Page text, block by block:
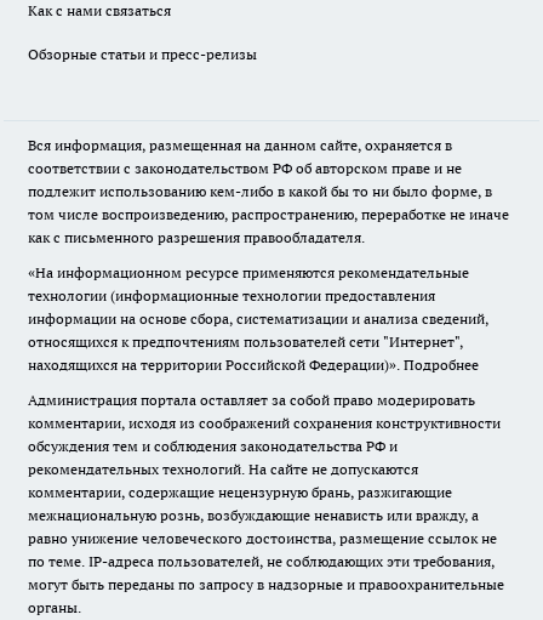
Как с нами связаться
Обзорные статьи и пресс-релизы
Вся информация, размещенная на данном сайте, охраняется в
соответствии с законодательством РФ об авторском праве и не
подлежит использованию кем-либо в какой бы то ни было форме, в
том числе воспроизведению, распространению, переработке не иначе
как с письменного разрешения правообладателя.
«На информационном ресурсе применяются рекомендательные
технологии (информационные технологии предоставления
информации на основе сбора, систематизации и анализа сведений,
относящихся к предпочтениям пользователей сети "Интернет",
находящихся на территории Российской Федерации)». Подробнее
Администрация портала оставляет за собой право модерировать
комментарии, исходя из соображений сохранения конструктивности
обсуждения тем и соблюдения законодательства РФ и
рекомендательных технологий. На сайте не допускаются
комментарии, содержащие нецензурную брань, разжигающие
межнациональную рознь, возбуждающие ненависть или вражду, а
равно унижение человеческого достоинства, размещение ссылок не
по теме. IP-адреса пользователей, не соблюдающих эти требования,
могут быть переданы по запросу в надзорные и правоохранительные
органы.